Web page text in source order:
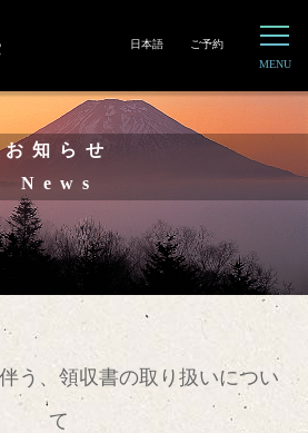
ご予約
日本語
お知らせ
News
う、領収書の取り扱いについ
て